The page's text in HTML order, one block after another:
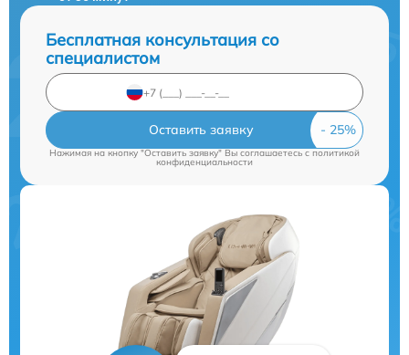
Бесплатная консультация со
специалистом
Оставить заявку
Нажимая на кнопку "Оставить заявку" Вы соглашаетесь cполитикой
конфиденциальности